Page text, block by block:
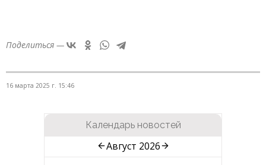
Поделиться —
16 марта 2025 г. 15:46
Календарь новостей
Август 2026